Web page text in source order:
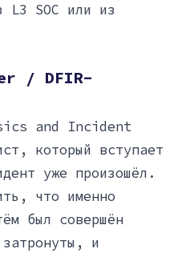
L3 SOC или из
/ DFIR-
and Incident
который вступает
уже произошёл.
что именно
был совершён
и